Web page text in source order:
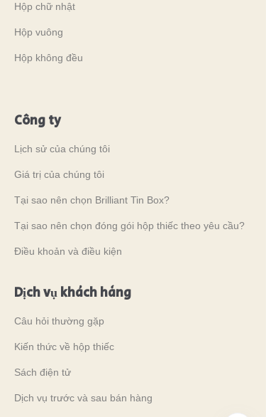
Hộp chữ nhật
Hộp vuông
Hộp không đều
Công ty
Lịch sử của chúng tôi
Giá trị của chúng tôi
Tại sao nên chọn Brilliant Tin Box?
Tại sao nên chọn đóng gói hộp thiếc theo yêu cầu?
Điều khoản và điều kiện
Dịch vụ khách hàng
Câu hỏi thường gặp
Kiến thức về hộp thiếc
Sách điện tử
Dịch vụ trước và sau bán hàng